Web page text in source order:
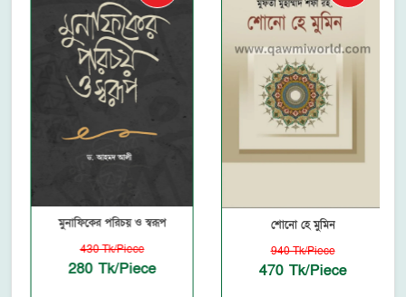
মুনাফিকের পরিচয় ও স্বরূপ
430 Tk/Piece
280 Tk/Piece
শোনো হে মুমিন
940 Tk/Piece
470 Tk/Piece